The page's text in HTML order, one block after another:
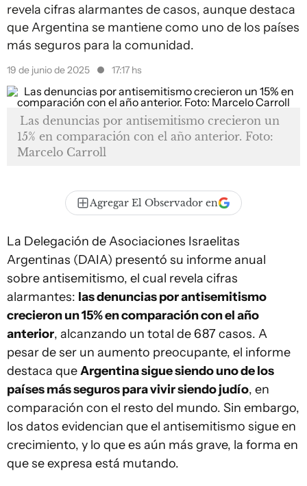
revela cifras alarmantes de casos, aunque destaca
que Argentina se mantiene como uno de los países
más seguros para la comunidad.
19 de junio de 2025 17:17 hs
Las denuncias por antisemitismo crecieron un
15% en comparación con el año anterior. Foto:
Marcelo Carroll
Agregar El Observador en
La Delegación de Asociaciones Israelitas
Argentinas (DAIA) presentó su informe anual
sobre antisemitismo, el cual revela cifras
alarmantes: las denuncias por antisemitismo
crecieron un 15% en comparación con el año
anterior, alcanzando un total de 687 casos. A
pesar de ser un aumento preocupante, el informe
destaca queArgentina sigue siendo uno de los
países más seguros para vivir siendo judío, en
comparación con el resto del mundo. Sin embargo,
los datos evidencian que el antisemitismo sigue en
crecimiento, y lo que es aún más grave, la forma en
que se expresa está mutando.